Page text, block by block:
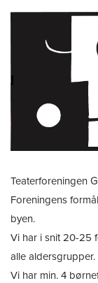
Teaterforeningen
Foreningens
byen.
Vi har i snit 20-25
alle aldersgrupper.
Vi har min. 4